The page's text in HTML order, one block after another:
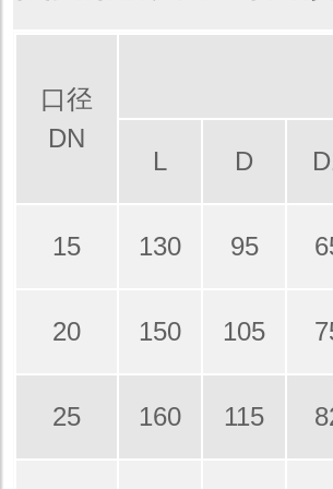
口径
DN
L D
15 130 95
20 150 105
25 160 115